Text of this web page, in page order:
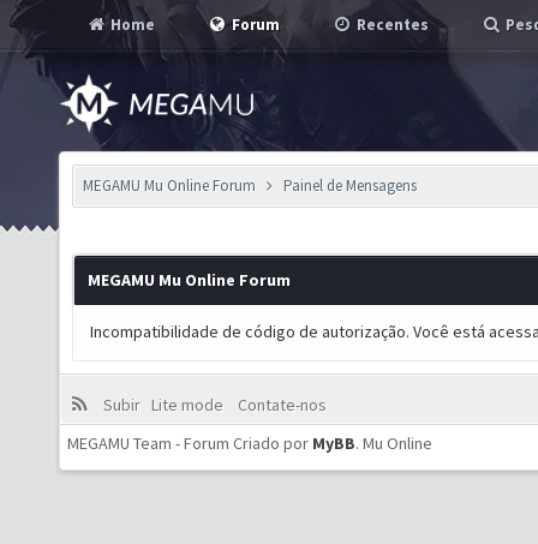
Home Forum Recentes
MEGAMU Mu Online Forum Painel de Mensagens
MEGAMU Mu Online Forum
Incompatibilidade de código de autorização. Você está
Subir Lite mode
Contate-nos
MEGAMU Team - Forum Criado por MyBB. Mu Online